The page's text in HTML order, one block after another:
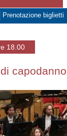
Prenotazione biglietti
18.00